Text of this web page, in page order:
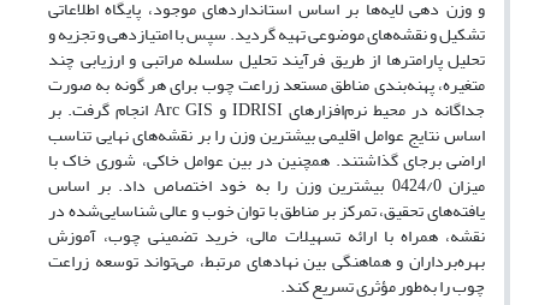
و وزن دهی لایه‌ها بر اساس استاندارد‌های موجود، پایگاه اطلاعاتی
تشکیل و نقشه‌های موضوعی تهیه گردید. سپس با امتیاز‌دهی و تجزیه و
تحلیل پارامتر‌ها از طریق فرآیند تحلیل سلسله مراتبی و ارزیابی چند
متغیره، پهنه‌بندی مناطق مستعد زراعت چوب برای هر گونه به صورت
جداگانه در محیط نرم‌افزارهای IDRISI و Arc GIS انجام گرفت. بر
اساس نتایج عوامل اقلیمی بیشترین وزن را بر نقشه‌های نهایی تناسب
اراضی برجای گذاشتند. همچنین در بین عوامل خاکی، شوری خاک با
میزان 0424/0 بیشترین وزن را به خود اختصاص داد. بر اساس
یافته‌های تحقیق، تمرکز بر مناطق با توان خوب و عالی شناسایی‌شده در
نقشه، همراه با ارائه تسهیلات مالی، خرید تضمینی چوب، آموزش
بهره‌برداران و هماهنگی بین نهادهای مرتبط، می‌تواند توسعه زراعت
چوب را به‌طور مؤثری تسریع کند.